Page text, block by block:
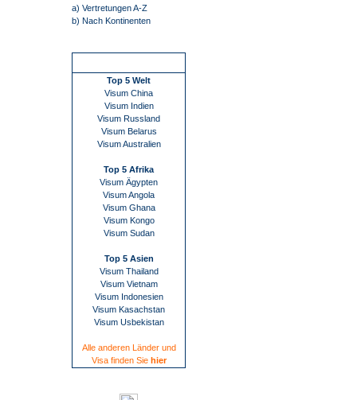
a) Vertretungen A-Z
b) Nach Kontinenten
Top 5 Welt
Visum China
Visum Indien
Visum Russland
Visum Belarus
Visum Australien
Top 5 Afrika
Visum Ägypten
Visum Angola
Visum Ghana
Visum Kongo
Visum Sudan
Top 5 Asien
Visum Thailand
Visum Vietnam
Visum Indonesien
Visum Kasachstan
Visum Usbekistan
Alle anderen Länder und
Visa finden Siehier